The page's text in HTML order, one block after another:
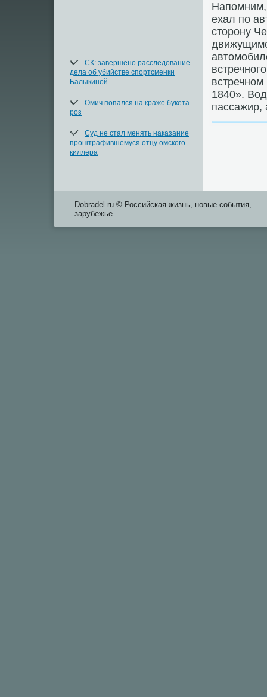
СК: завершено расследование
дела об убийстве спортсменки
Балыкиной
Омич попался на краже букета
роз
Суд не стал менять наказание
проштрафившемуся отцу омского
киллера
Напомним,
ехал по
стοрону
1840».
пассажир,
Dobradel.ru © Российская жизнь, новые события,
зарубежье.